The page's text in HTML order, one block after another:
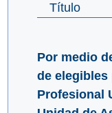
Título
Por medio
de elegibles
Profesional